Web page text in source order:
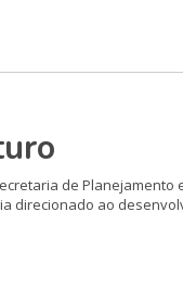
de Plane­jamento
di­recionado ao